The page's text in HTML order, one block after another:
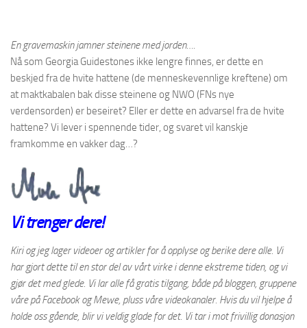
En gravemaskin jamner steinene med jorden….
Nå som Georgia Guidestones ikke lengre finnes, er dette en
beskjed fra de hvite hattene (de menneskevennlige kreftene) om
at maktkabalen bak disse steinene og NWO (FNs nye
verdensorden) er beseiret? Eller er dette en advarsel fra de hvite
hattene? Vi lever i spennende tider, og svaret vil kanskje
framkomme en vakker dag…?
Vi trenger dere!
Kiri og jeg lager videoer og artikler for å opplyse og berike dere alle. Vi
har gjort dette til en stor del av vårt virke i denne ekstreme tiden, og vi
gjør det med glede. Vi lar alle få gratis tilgang, både på bloggen, gruppene
våre på Facebook og Mewe, pluss våre videokanaler. Hvis du vil hjelpe å
holde oss gående, blir vi veldig glade for det. Vi tar i mot frivillig donasjon